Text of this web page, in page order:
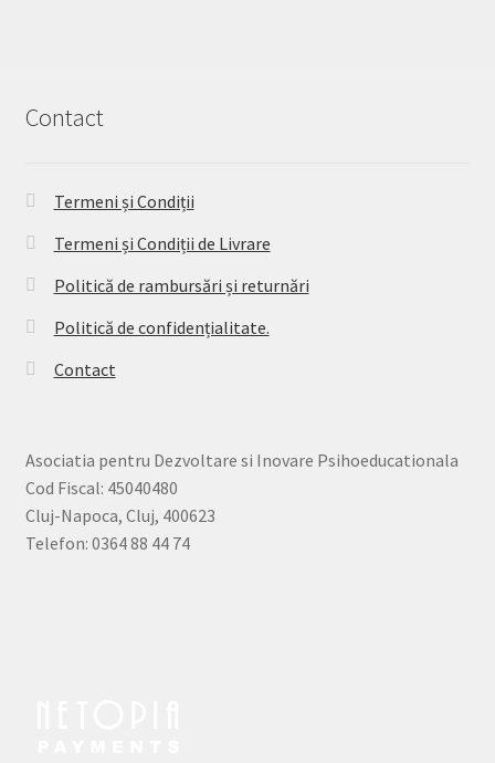
Contact
Termeni și Condiții
Termeni și Condiții de Livrare
Politică de rambursări și returnări
Politică de confidențialitate.
Contact
Asociatia pentru Dezvoltare si Inovare Psihoeducationala
Cod Fiscal: 45040480
Cluj-Napoca, Cluj, 400623
Telefon: 0364 88 44 74